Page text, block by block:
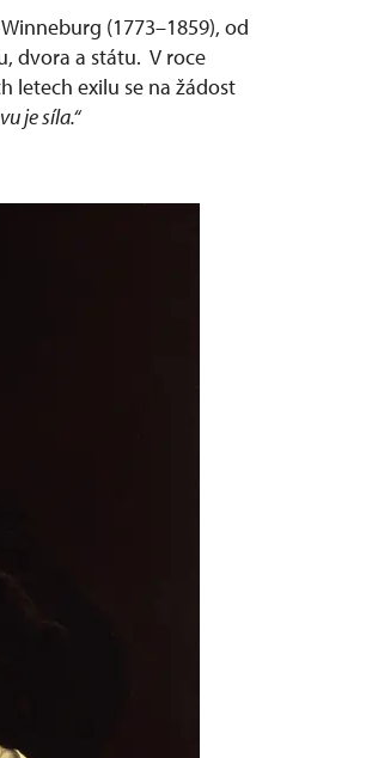
(1773–1859), od
dvora a státu. V roce
letech exilu se na žádost
je síla.“